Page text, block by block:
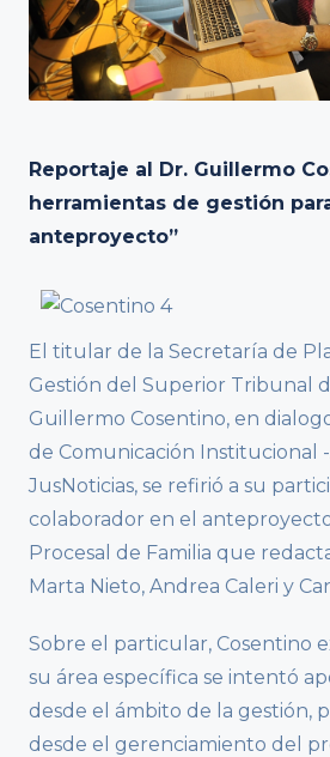
Reportaje al Dr. Guillermo
herramientas de gestión
anteproyecto”
El titular de la Secretaría de
Gestión del Superior Tribunal
Guillermo Cosentino, en
de Comunicación Institucional
JusNoticias, se refirió a su
colaborador en el
Procesal de Familia que
Marta Nieto, Andrea Caleri y
Sobre el particular, Cosentino
su área específica se intentó
desde el ámbito de la gestión,
desde el gerenciamiento del